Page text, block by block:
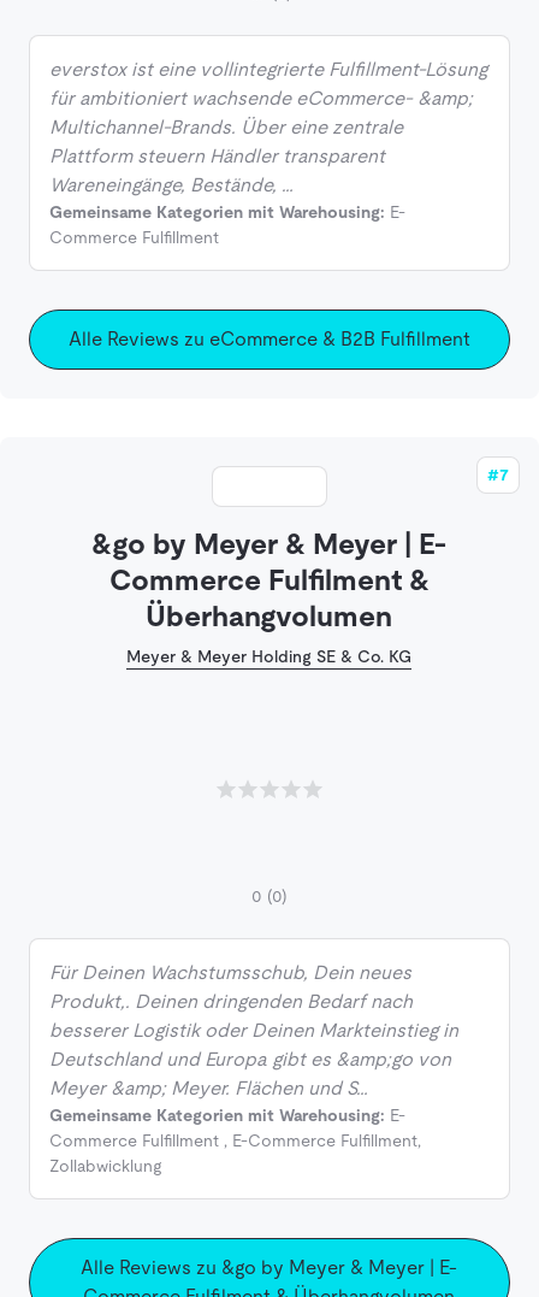
everstox ist eine vollintegrierte Fulfillment-Lösung
für ambitioniert wachsende eCommerce- &amp;
Multichannel-Brands. Über eine zentrale
Plattform steuern Händler transparent
Wareneingänge, Bestände, …
Gemeinsame Kategorien mit Warehousing: E-
Commerce Fulfillment
Alle Reviews zu eCommerce & B2B Fulfillment
#7
&go by Meyer & Meyer | E-
Commerce Fulfilment &
Überhangvolumen
Meyer & Meyer Holding SE & Co. KG
0 (0)
Für Deinen Wachstumsschub, Dein neues
Produkt,. Deinen dringenden Bedarf nach
besserer Logistik oder Deinen Markteinstieg in
Deutschland und Europa gibt es &amp;go von
Meyer &amp; Meyer. Flächen und S…
Gemeinsame Kategorien mit Warehousing: E-
Commerce Fulfillment , E-Commerce Fulfillment,
Zollabwicklung
Alle Reviews zu &go by Meyer & Meyer | E-